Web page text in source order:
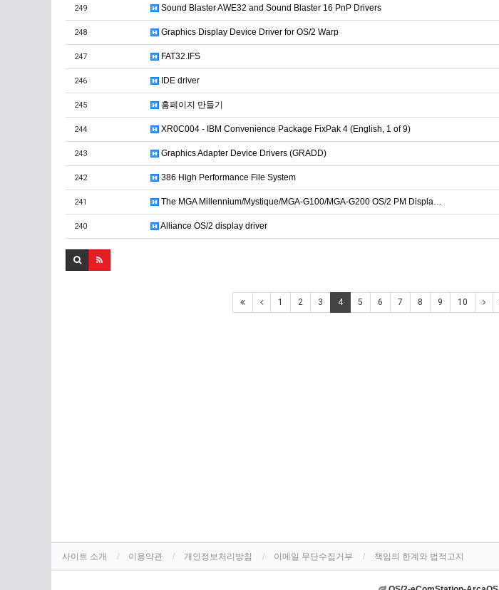
249 Sound Blaster AWE32 and Sound Blaster 16 PnP Drivers
248 Graphics Display Device Driver for OS/2 Warp
247 FAT32.IFS
246 IDE driver
245 홈페이지 만들기
244 XR0C004 - IBM Convenience Package FixPak 4 (English, 1 of 9)
243 Graphics Adapter Device Drivers (GRADD)
242 386 High Performance File System
241 The MGA Millennium/Mystique/MGA-G100/MGA-G200 OS/2 PM Displa…
240 Alliance OS/2 display driver
1 2 3 4 5 6 7 8 9 10
사이트 소개 이용약관 개인정보처리방침 이메일 무단수집거부 책임의 한계와 법적고지